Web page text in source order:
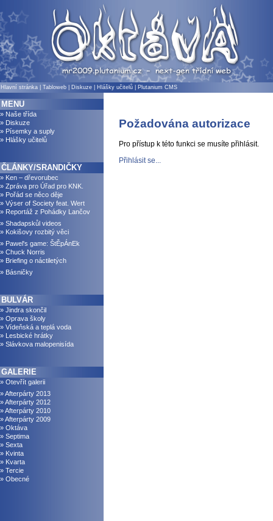
Hlavní stránka Tabloweb Diskuze Hlášky učitelů Plutanium CMS
MENU
» Naše třída
» Diskuze
» Písemky a suply
» Hlášky učitelů
ČLÁNKY/SRANDIČKY
» Ken – dřevorubec
» Zpráva pro Úřad pro KNK.
» Pořád se něco děje
» Výser of Society feat. Wert
» Reportáž z Pohádky Lančov
» Shadapskůl videos
» Kokišovy rozbitý věci
» Pawel's game: ŠtĚpÁnEk
» Chuck Norris
» Briefing o náctiletých
» Básničky
BULVÁR
» Jindra skončil
» Oprava školy
» Vídeňská a teplá voda
» Lesbické hrátky
» Slávkova malopenisída
GALERIE
» Otevřít galerii
» Afterpárty 2013
» Afterpárty 2012
» Afterpárty 2010
» Afterpárty 2009
» Oktáva
» Septima
» Sexta
» Kvinta
» Kvarta
» Tercie
» Obecné
Požadována autorizace
Pro přístup k této funkci se musíte přihlásit.
Přihlásit se...